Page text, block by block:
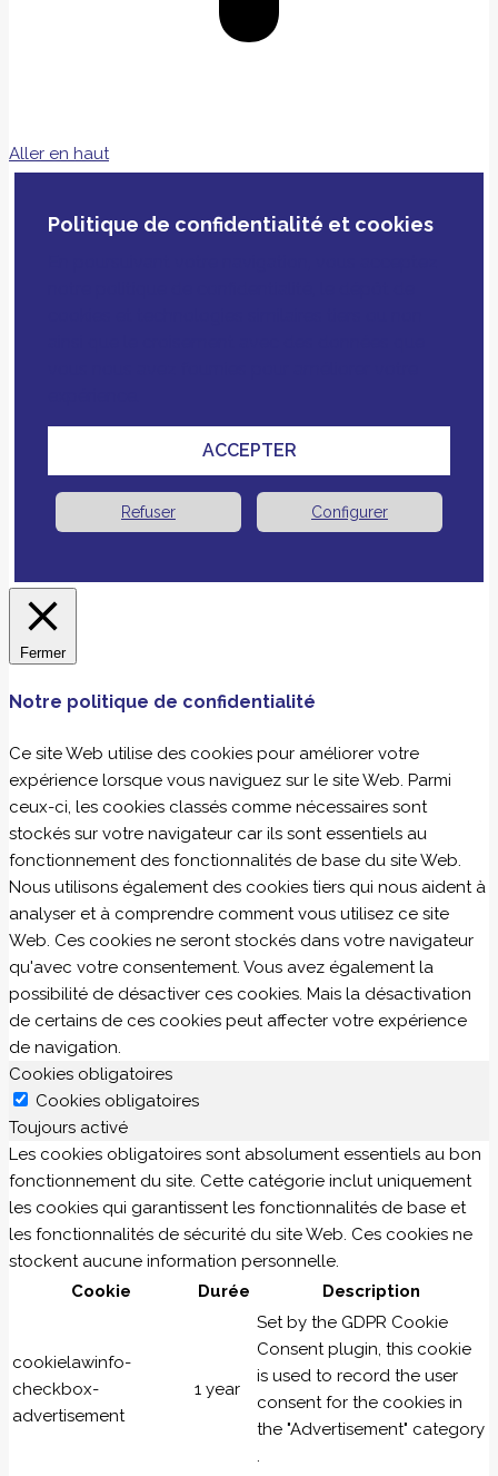
Aller en haut
Politique de confidentialité et cookies
ACCEPTER
Refuser Configurer
Fermer
Notre politique de confidentialité
Ce site Web utilise des cookies pour améliorer votre
expérience lorsque vous naviguez sur le site Web. Parmi
ceux-ci, les cookies classés comme nécessaires sont
stockés sur votre navigateur car ils sont essentiels au
fonctionnement des fonctionnalités de base du site Web.
Nous utilisons également des cookies tiers qui nous aident à
analyser et à comprendre comment vous utilisez ce site
Web. Ces cookies ne seront stockés dans votre navigateur
qu'avec votre consentement. Vous avez également la
possibilité de désactiver ces cookies. Mais la désactivation
de certains de ces cookies peut affecter votre expérience
de navigation.
Cookies obligatoires
Cookies obligatoires
Toujours activé
Les cookies obligatoires sont absolument essentiels au bon
fonctionnement du site. Cette catégorie inclut uniquement
les cookies qui garantissent les fonctionnalités de base et
les fonctionnalités de sécurité du site Web. Ces cookies ne
stockent aucune information personnelle.
Cookie
Durée Description
cookielawinfo-
checkbox-
advertisement
1 year
Set by the GDPR Cookie
Consent plugin, this cookie
is used to record the user
consent for the cookies in
the "Advertisement" category
.